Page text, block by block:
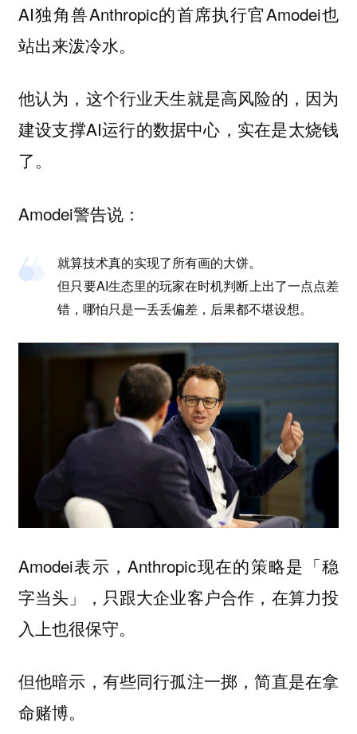
AI独角兽Anthropic的首席执行官Amodei也
站出来泼冷水。
他认为，这个行业天生就是高风险的，因为
建设支撑AI运行的数据中心，实在是太烧钱
了。
Amodei警告说：
就算技术真的实现了所有画的大饼。
但只要AI生态里的玩家在时机判断上出了一点点差
错，哪怕只是一丢丢偏差，后果都不堪设想。
Amodei表示，Anthropic现在的策略是「稳
字当头」，只跟大企业客户合作，在算力投
入上也很保守。
但他暗示，有些同行孤注一掷，简直是在拿
命赌博。